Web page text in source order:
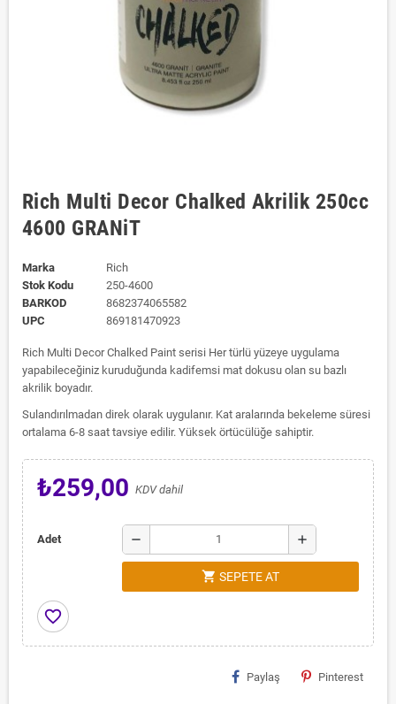
Rich Multi Decor Chalked Akrilik 250cc
4600 GRANiT
Marka
Rich
Stok Kodu
250-4600
BARKOD
8682374065582
UPC
869181470923
Rich Multi Decor Chalked Paint serisi Her türlü yüzeye uygulama
yapabileceğiniz kuruduğunda kadifemsi mat dokusu olan su bazlı
akrilik boyadır.
Sulandırılmadan direk olarak uygulanır. Kat aralarında bekeleme süresi
ortalama 6-8 saat tavsiye edilir. Yüksek örtücülüğe sahiptir.
₺259,00 KDV dahil
Adet remove add
shopping_cart SEPETE AT
favorite_border
Paylaş Pinterest